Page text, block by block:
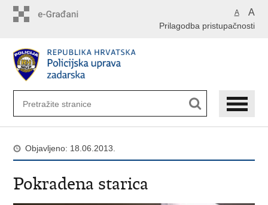
A A
Prilagodba pristupačnosti
Objavljeno: 18.06.2013.
Pokradena starica